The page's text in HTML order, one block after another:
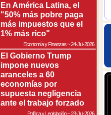
En América Latina, el
"50% más pobre paga
más impuestos que el
1% más rico"
Economía y Finanzas~24-Jul-2026
El Gobierno Trump
impone nuevos
aranceles a 60
economías por
supuesta negligencia
ante el trabajo forzado
Política y Legislación~23-Jul-2026